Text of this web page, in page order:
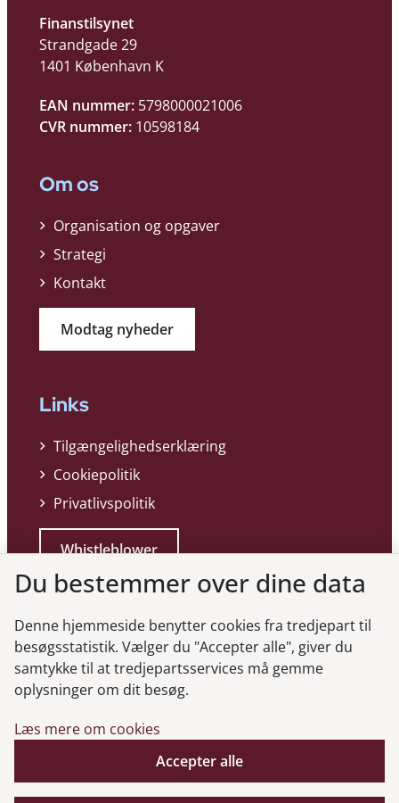
Finanstilsynet
Strandgade 29
1401 København K
EAN nummer: 5798000021006
CVR nummer: 10598184
Om os
Organisation og opgaver
Strategi
Kontakt
Modtag nyheder
Links
Tilgængelighedserklæring
Cookiepolitik
Privatlivspolitik
Whistleblower
Genveje
Gå til virksomhedsregisteret
Gå til selskabsmeddelelser
Du bestemmer over dine data
Denne hjemmeside benytter cookies fra tredjepart til
besøgsstatistik. Vælger du "Accepter alle", giver du
samtykke til at tredjepartsservices må gemme
oplysninger om dit besøg.
Læs mere om cookies
Accepter alle